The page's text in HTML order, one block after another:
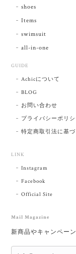
shoes
Items
swimsuit
all-in-one
GUIDE
Achicについて
BLOG
お問い合わせ
プライバシーポリシ
特定商取引法に基
LINK
Instagram
Facebook
Official Site
Mail Magazine
新商品やキャンペー